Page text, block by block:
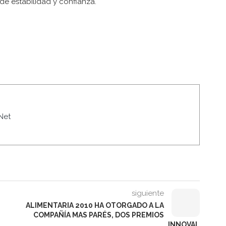
siguiente
ALIMENTARIA 2010 HA OTORGADO A LA
COMPAÑÍA MAS PARÉS, DOS PREMIOS